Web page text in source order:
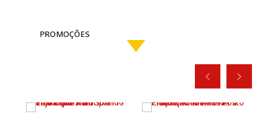
PROMOÇÕES